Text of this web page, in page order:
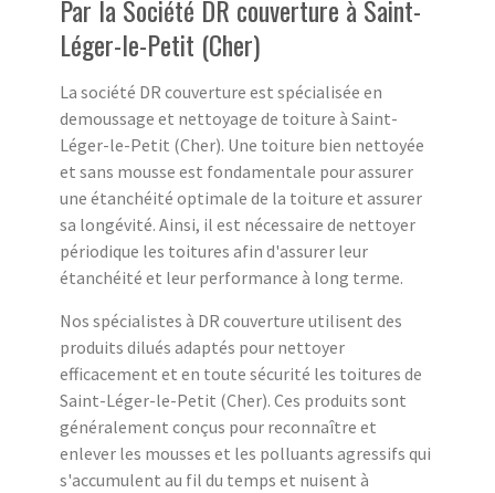
Par la Société DR couverture à Saint-
Léger-le-Petit (Cher)
La société DR couverture est spécialisée en
demoussage et nettoyage de toiture à Saint-
Léger-le-Petit (Cher). Une toiture bien nettoyée
et sans mousse est fondamentale pour assurer
une étanchéité optimale de la toiture et assurer
sa longévité. Ainsi, il est nécessaire de nettoyer
périodique les toitures afin d'assurer leur
étanchéité et leur performance à long terme.
Nos spécialistes à DR couverture utilisent des
produits dilués adaptés pour nettoyer
efficacement et en toute sécurité les toitures de
Saint-Léger-le-Petit (Cher). Ces produits sont
généralement conçus pour reconnaître et
enlever les mousses et les polluants agressifs qui
s'accumulent au fil du temps et nuisent à